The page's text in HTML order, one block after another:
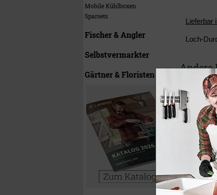
Mobile Kühlboxen
Sparsets
Fischer & Angler
Selbstvermarkter
Gärtner & Floristen
Lieferbar
Loch-
Andere